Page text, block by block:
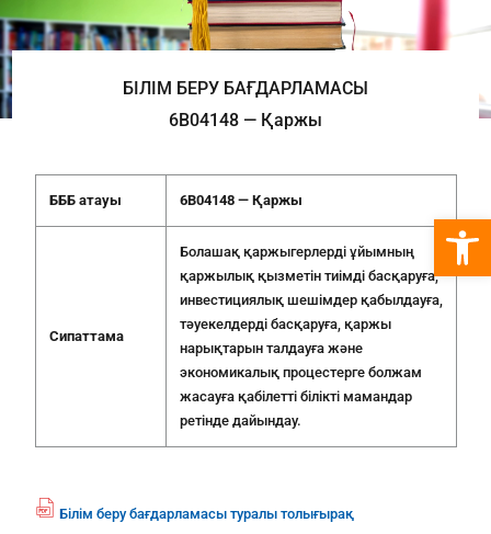
БІЛІМ БЕРУ БАҒДАРЛАМАСЫ
6В04148 — Қаржы
БББ атауы 6В04148— Қаржы
Сипаттама
Болашақ қаржыгерлерді ұйымның
қаржылық қызметін тиімді басқаруға,
инвестициялық шешімдер қабылдауға,
тәуекелдерді басқаруға, қаржы
нарықтарын талдауға және
экономикалық процестерге болжам
жасауға қабілетті білікті мамандар
ретінде дайындау.
Білім беру бағдарламасы туралы толығырақ